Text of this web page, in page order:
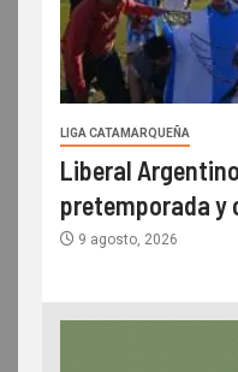
LIGA CATAMARQUEÑA
Liberal
pretemporada y
9 agosto, 2026